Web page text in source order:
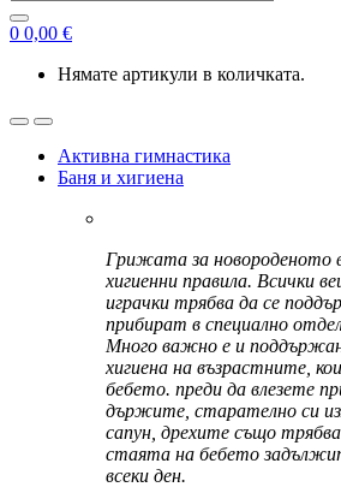
0 0,00 €
Нямате артикули в количката.
Активна гимнастика
Баня и хигиена
Грижата за новороденото
хигиенни правила. Всички
играчки трябва да се
прибират в специално
Много важно е и
хигиена на възрастните,
бебето. преди да влезете
държите, старателно си
сапун, дрехите също
стаята на бебето
всеки ден.